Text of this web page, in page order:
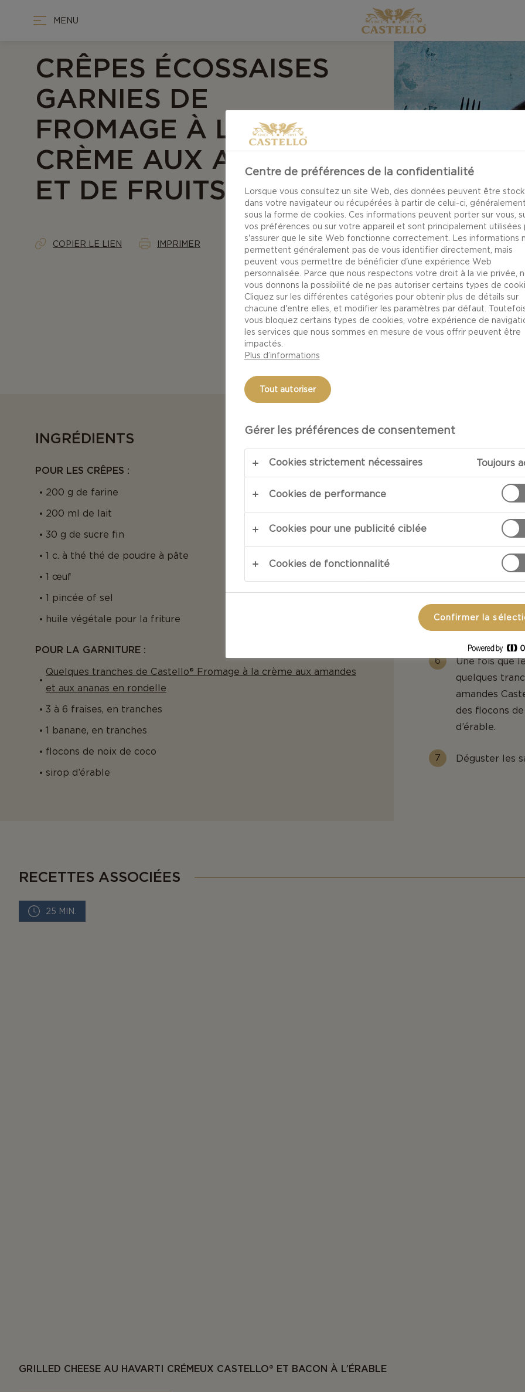
MENU
CRÊPES ÉCOSSAISES
GARNIES DE
FROMAGE À LA
CRÈME AUX ANANAS
ET DE FRUITS
COPIER LE LIEN IMPRIMER
INGRÉDIENTS
POUR LES CRÊPES :
200 g de farine
200 ml de lait
30 g de sucre fin
1 c. à thé thé de poudre à pâte
1 œuf
1 pincée of sel
huile végétale pour la friture
POUR LA GARNITURE :
Quelques tranches de Castello® Fromage à la crème aux amandes
et aux ananas en rondelle
3 à 6 fraises, en tranches
1 banane, en tranches
flocons de noix de coco
sirop d’érable
Mélanger la
Dans un
mélange de
Faire chauffer
À l'aide d'une
Faire frire
Une fois que
quelques
amandes
des flocons
d’érable.
Déguster les
RECETTES ASSOCIÉES
25 MIN.
GRILLED CHEESE AU HAVARTI CRÉMEUX CASTELLO® ET BACON À L’ÉRABLE
Centre de préférences de la confidentialité
Lorsque vous consultez un site Web, des données peuvent être
dans votre navigateur ou récupérées à partir de celui-ci,
sous la forme de cookies. Ces informations peuvent porter sur vous,
vos préférences ou sur votre appareil et sont principalement utilisées
s'assurer que le site Web fonctionne correctement. Les informations
permettent généralement pas de vous identifier directement, mais
peuvent vous permettre de bénéficier d'une expérience Web
personnalisée. Parce que nous respectons votre droit à la vie privée,
vous donnons la possibilité de ne pas autoriser certains types de
Cliquez sur les différentes catégories pour obtenir plus de détails sur
chacune d'entre elles, et modifier les paramètres par défaut.
vous bloquez certains types de cookies, votre expérience de
les services que nous sommes en mesure de vous offrir peuvent être
impactés.
Plus d’informations
Tout autoriser
Gérer les préférences de consentement
Cookies strictement nécessaires Toujours
Cookies de performance
Cookies pour une publicité ciblée
Cookies de fonctionnalité
Confirmer la